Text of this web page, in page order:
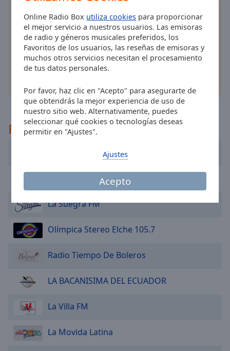
Online Radio Box utiliza cookies para proporcionar
el mejor servicio a nuestros usuarios. Las emisoras
de radio y géneros musicales preferidos, los
Favoritos de los usuarios, las reseñas de emisoras y
muchos otros servicios necesitan el procesamiento
de tus datos personales.
Por favor, haz clic en "Acepto" para asegurarte de
que obtendrás la mejor experiencia de uso de
nuestro sitio web. Alternativamente, puedes
seleccionar qué cookies o tecnologías deseas
permitir en "Ajustes".
Acepto
Ajustes
window.
Opacity
Opacity
Caption
Area
Color
Opacity
Instala laaplicacióngratis Online Radio Box para
su teléfono y escucha sus estaciones de radio en
línea favoritas dondequiera que esté!
Recomendado
Swing Latinos FM
La Suegra FM
Olímpica Stereo Elche 105.7
Radio Tiempo De Boleros
LA BACANISIMA DEL ECUADOR
La Villa FM
La Movida Latina